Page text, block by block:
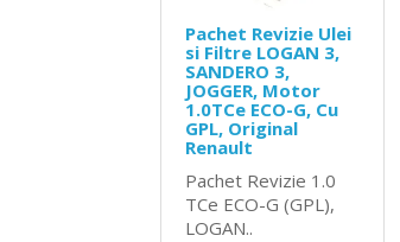
Pachet Revizie Ulei
si Filtre LOGAN 3,
SANDERO 3,
JOGGER, Motor
1.0TCe ECO-G, Cu
GPL, Original
Renault
Pachet Revizie 1.0
TCe ECO-G (GPL),
LOGAN..